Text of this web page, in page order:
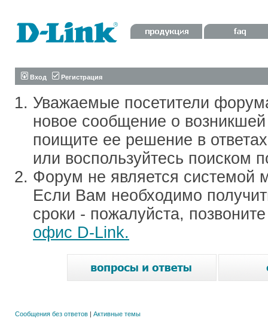
Вход Регистрация
Уважаемые посетители
новое сообщение о
поищите ее решение в
или воспользуйтесь поиском
Форум не является системой
Если Вам необходимо
сроки - пожалуйста,
офис D-Link.
Сообщения без ответов | Активные темы